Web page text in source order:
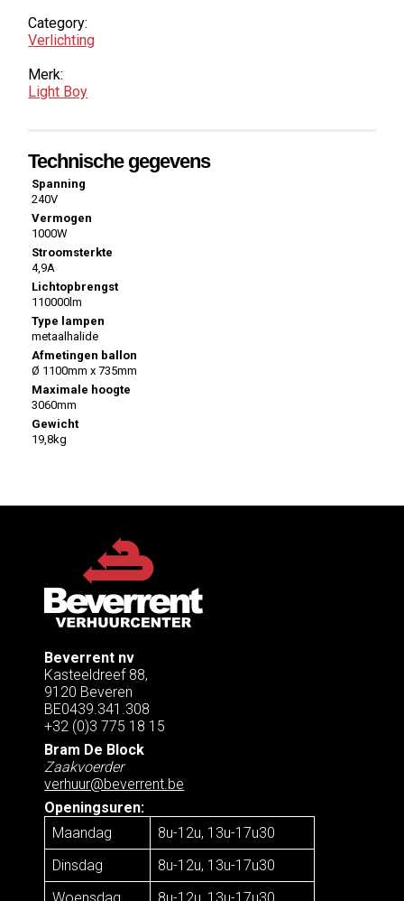
Category:
Verlichting
Merk:
Light Boy
Technische gegevens
Spanning
240V
Vermogen
1000W
Stroomsterkte
4,9A
Lichtopbrengst
110000lm
Type lampen
metaalhalide
Afmetingen ballon
Ø 1100mm x 735mm
Maximale hoogte
3060mm
Gewicht
19,8kg
Beverrent nv
Kasteeldreef 88,
9120 Beveren
BE0439.341.308
+32 (0)3 775 18 15
Bram De Block
Zaakvoerder
verhuur@beverrent.be
Openingsuren:
Maandag
8u-12u, 13u-17u30
Dinsdag
8u-12u, 13u-17u30